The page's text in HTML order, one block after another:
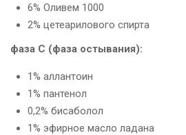
6% Оливем 1000
2% цетеарилового спирта
фаза С (фаза остывания):
1% аллантоин
1% пантенол
0,2% бисаболол
1% эфирное масло ладана